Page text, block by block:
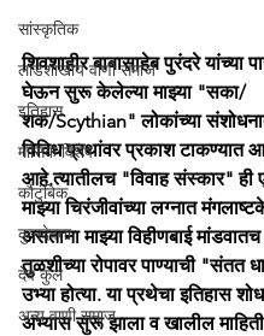
सांस्कृतिक
लाडशाखीय वाणी समाज
इतिहास
मासिक विशेष
कौटुंबिक
कुलदेवता
देव कुल
अन्य वाणी समाज
शिवशाहीर बाबासाहेब पुरंदरे यांच्या
घेऊन सुरू केलेल्या माझ्या "सका/
शक/Scythian" लोकांच्या
विविध प्रथांवर प्रकाश टाकण्यात
आहे.त्यातीलच "विवाह संस्कार" ही
माझ्या चिरंजीवांच्या लग्नात
असताना माझ्या विहीणबाई
तुळशीच्या रोपावर पाण्याची "संतत
उभ्या होत्या. या प्रथेचा इतिहास
अभ्यास सुरू झाला व खालील